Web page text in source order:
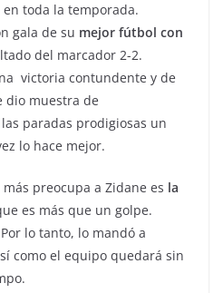
toda la temporada.
gala de su mejor fútbol con
del marcador 2-2.
victoria contundente y de
dio muestra de
paradas prodigiosas un
lo hace mejor.
preocupa a Zidane es la
es más que un golpe.
lo tanto, lo mandó a
como el equipo quedará sin